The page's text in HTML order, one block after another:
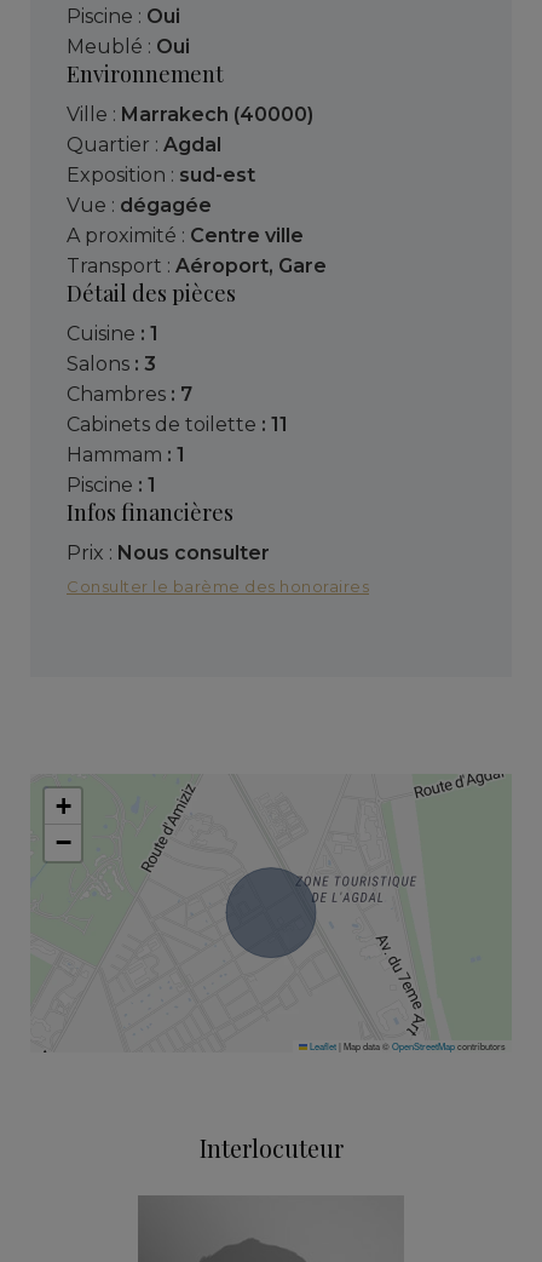
Piscine : Oui
Meublé : Oui
Environnement
Ville : Marrakech (40000)
Quartier : Agdal
Exposition : sud-est
Vue : dégagée
A proximité : Centre ville
Transport : Aéroport, Gare
Détail des pièces
cuisine : 1
salons : 3
chambres : 7
cabinets de toilette : 11
hammam : 1
piscine : 1
Infos financières
Prix : Nous consulter
Consulter le barème des honoraires
+
−
Leaflet| Map data ©OpenStreetMapcontributors
Interlocuteur